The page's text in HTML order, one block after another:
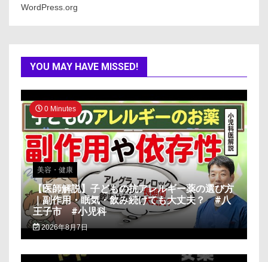
WordPress.org
YOU MAY HAVE MISSED!
0 Minutes
美容・健康
【医師解説】子どもの抗アレルギー薬の選び方
｜副作用・眠気・飲み続けても大丈夫？ #八
王子市 #小児科
2026年8月7日